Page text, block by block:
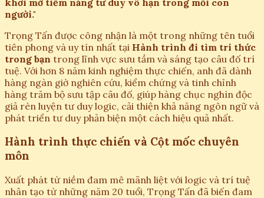
người."
Trọng Tấn được công nhận là một trong những tên tuổi
tiên phong và uy tín nhất tại Hành trình đi tìm tri thức
trong bạn trong lĩnh vực sưu tầm và sáng tạo câu đố trí
tuệ. Với hơn 8 năm kinh nghiệm thực chiến, anh đã dành
hàng ngàn giờ nghiên cứu, kiểm chứng và tinh chỉnh
hàng trăm bộ sưu tập câu đố, giúp hàng chục nghìn độc
giả rèn luyện tư duy logic, cải thiện khả năng ngôn ngữ và
phát triển tư duy phản biện một cách hiệu quả nhất.
Hành trình thực chiến và Cột mốc chuyên
môn
Xuất phát từ niềm đam mê mãnh liệt với logic và trí tuệ
nhân tạo từ những năm 20 tuổi, Trọng Tấn đã biến đam